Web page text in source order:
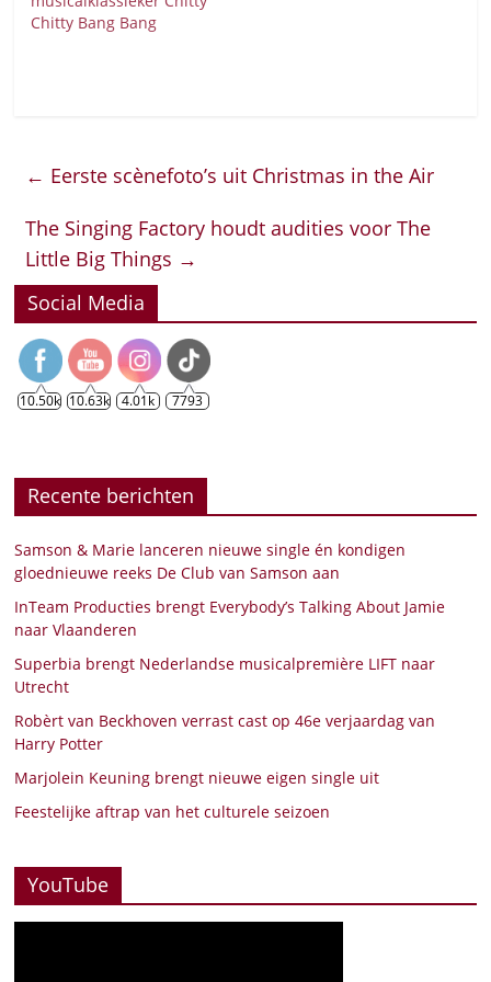
Chitty Bang Bang
← Eerste scènefoto’s uit Christmas in the Air
The Singing Factory houdt audities voor The
Little Big Things →
Social Media
10.50k 10.63k 4.01k 7793
Recente berichten
Samson & Marie lanceren nieuwe single én kondigen
gloednieuwe reeks De Club van Samson aan
InTeam Producties brengt Everybody’s Talking About Jamie
naar Vlaanderen
Superbia brengt Nederlandse musicalpremière LIFT naar
Utrecht
Robèrt van Beckhoven verrast cast op 46e verjaardag van
Harry Potter
Marjolein Keuning brengt nieuwe eigen single uit
Feestelijke aftrap van het culturele seizoen
YouTube